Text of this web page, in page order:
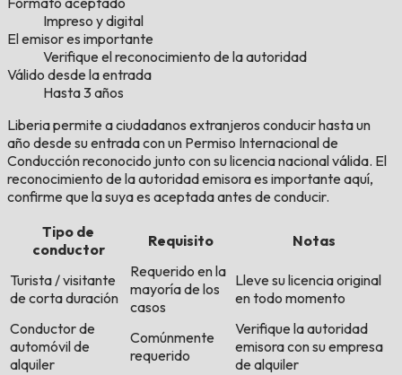
Impreso y digital
El emisor es importante
Verifique el reconocimiento de la autoridad
Válido desde la entrada
Hasta 3 años
Liberia permite a ciudadanos extranjeros conducir hasta un
año desde su entrada con un Permiso Internacional de
Conducción reconocido junto con su licencia nacional válida. El
reconocimiento de la autoridad emisora es importante aquí,
confirme que la suya es aceptada antes de conducir.
Tipo de
conductor
Requisito Notas
Turista / visitante
de corta duración
Requerido en la
mayoría de los
casos
Lleve su licencia original
en todo momento
Conductor de
automóvil de
alquiler
Comúnmente
requerido
Verifique la autoridad
emisora con su empresa
de alquiler